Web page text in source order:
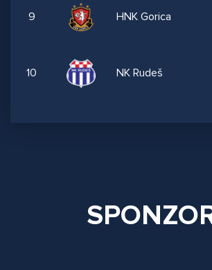
9 HNK Gorica
10 NK Rudeš